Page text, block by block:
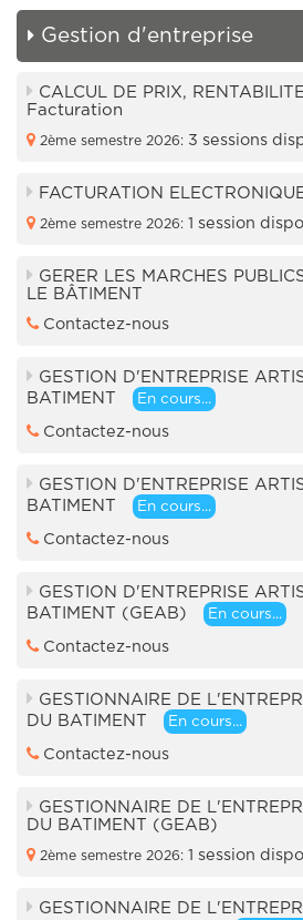
Gestion d'entreprise
CALCUL DE PRIX,
Facturation
2ème semestre 2026: 3 sessions
FACTURATION
2ème semestre 2026: 1 session
GERER LES MARCHES
LE BÂTIMENT
Contactez-nous
GESTION D'ENTREPRISE
BATIMENT
En cours...
Contactez-nous
GESTION D'ENTREPRISE
BATIMENT
En cours...
Contactez-nous
GESTION D'ENTREPRISE
BATIMENT (GEAB)
En cours...
Contactez-nous
GESTIONNAIRE DE
DU BATIMENT
En cours...
Contactez-nous
GESTIONNAIRE DE
DU BATIMENT (GEAB)
2ème semestre 2026: 1 session
GESTIONNAIRE DE